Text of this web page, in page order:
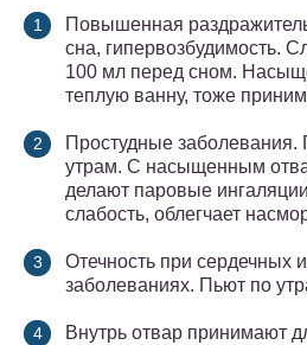
Повышенная
сна, гипервозбудимость.
100 мл перед сном.
теплую ванну, тоже
Простудные заболевания.
утрам. С насыщенным
делают паровые
слабость, облегчает
Отечность при сердечных
заболеваниях. Пьют по
Внутрь отвар принимают